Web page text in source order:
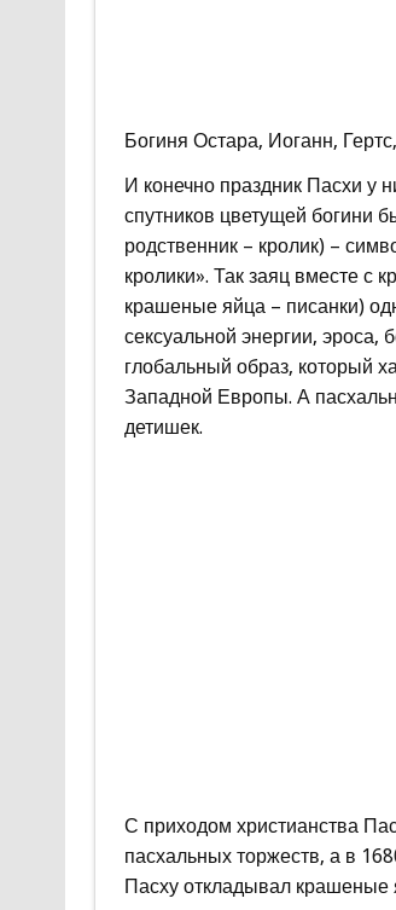
Богиня Остара, Иоганн,
И конечно праздник Пасхи у
спутников цветущей богини
родственник – кролик) –
кролики». Так заяц вместе с
крашеные яйца – писанки)
сексуальной энергии, эроса,
глобальный образ, который
Западной Европы. А
детишек.
С приходом христианства
пасхальных торжеств, а в
Пасху откладывал крашеные